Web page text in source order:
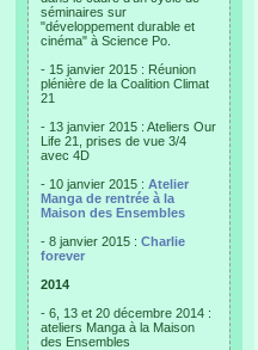
séminaires sur
"développement durable et
cinéma" à Science Po.
- 15 janvier 2015 : Réunion
plénière de la Coalition Climat
21
- 13 janvier 2015 : Ateliers Our
Life 21, prises de vue 3/4
avec 4D
- 10 janvier 2015 : Atelier
Manga de rentrée à la
Maison des Ensembles
- 8 janvier 2015 : Charlie
forever
2014
- 6, 13 et 20 décembre 2014 :
ateliers Manga à la Maison
des Ensembles